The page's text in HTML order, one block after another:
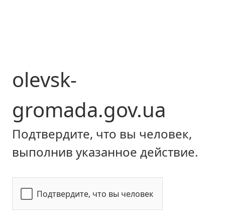
olevsk-
gromada.gov.ua
Подтвердите, что вы человек,
выполнив указанное действие.
Подтвердите, что вы человек